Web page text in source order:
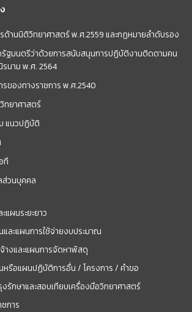
ด้านนิติวิทยาศาสตร์ พ.ศ.2559 และกฏหมายลำดับรอง
รัฐมนตรีว่าด้วยการสนับสนุนการปฏิบัติงานติดตามคน
นาม พ.ศ. 2564
ของทางราชการ พ.ศ.2540
ทยาศาสตร์
แนวปฏิบัติ
ที
วนบุคคล
ผนระยะยาว
ละแผนการใช้จ่ายงบประมาณ
งและแผนการจัดหาพัสดุ
หรือแผนปฏิบัติการอื่น / โครงการ / คำขอ
รักษาและสอบเทียบเครื่องมือวิทยาศาสตร์
การ